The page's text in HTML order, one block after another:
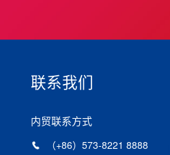
联系我们
内贸联系方式
（+86）573-8221 8888